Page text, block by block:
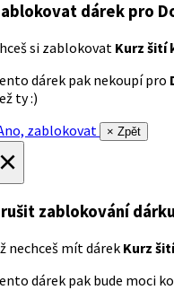
dárek pro
si zablokovat Kurz šití
dárek pak nekoupí pro
ty :)
zablokovat
× Zpět
zablokování dárku
nechceš mít dárek Kurz
dárek pak bude moci